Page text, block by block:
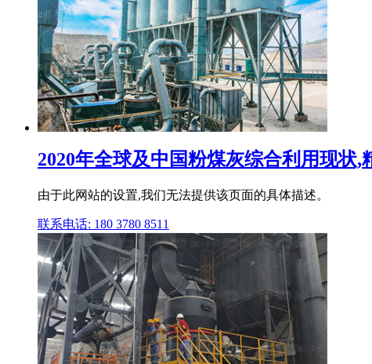
2020年全球及中国粉煤灰综合利用现状
由于此网站的设置,我们无法提供该页面的具体描述。
联系电话: 180 3780 8511